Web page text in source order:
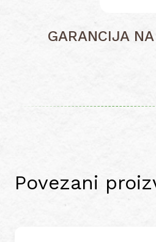
GARANCIJA
Povezani